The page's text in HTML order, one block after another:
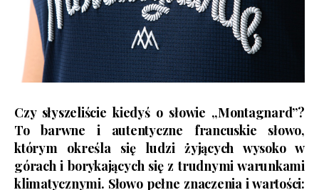
Czy słyszeliście kiedyś o słowie „Montagnard”?
To barwne i autentyczne francuskie słowo,
którym określa się ludzi żyjących wysoko w
górach i borykających się z trudnymi warunkami
klimatycznymi. Słowo pełne znaczenia i wartości: